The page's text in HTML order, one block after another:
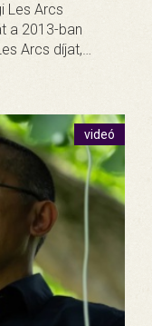
Les Arcs
a 2013-ban
Arcs díjat,…
videó